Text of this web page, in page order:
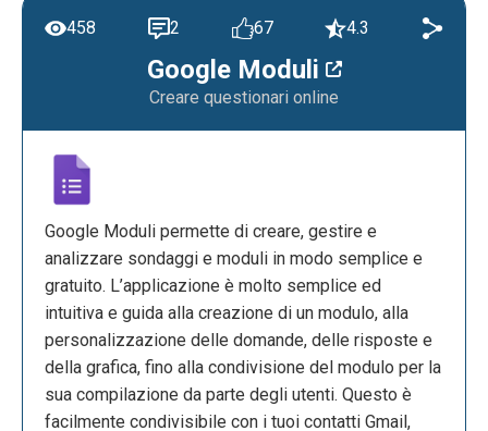
Google Moduli
Creare questionari online
458 2 67 4.3
Google Moduli permette di creare, gestire e
analizzare sondaggi e moduli in modo semplice e
gratuito. L’applicazione è molto semplice ed
intuitiva e guida alla creazione di un modulo, alla
personalizzazione delle domande, delle risposte e
della grafica, fino alla condivisione del modulo per la
sua compilazione da parte degli utenti. Questo è
facilmente condivisibile con i tuoi contatti Gmail,